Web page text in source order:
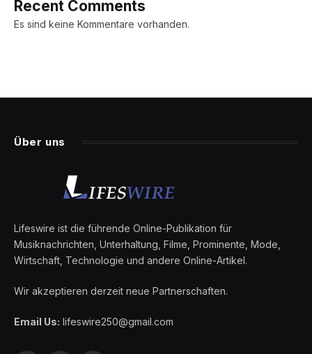
Recent Comments
Es sind keine Kommentare vorhanden.
Über uns
Lifeswire ist die führende Online-Publikation für
Musiknachrichten, Unterhaltung, Filme, Prominente, Mode,
Wirtschaft, Technologie und andere Online-Artikel.
Wir akzeptieren derzeit neue Partnerschaften.
Email Us: lifeswire250@gmail.com